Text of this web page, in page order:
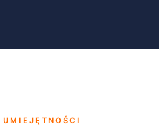
UMIEJĘTNOŚCI